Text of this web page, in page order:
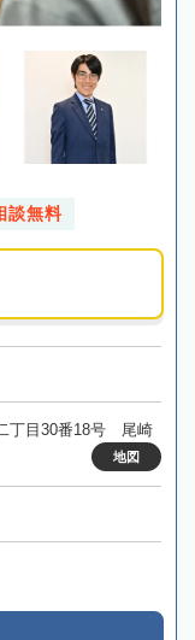
談無料
丁目30番18号 尾崎
地図